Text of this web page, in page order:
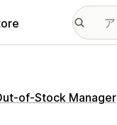
Manager